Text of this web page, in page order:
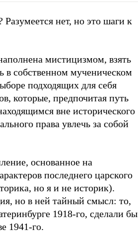
нет, но это шаги к
мистицизмом, взять
в собственном мученическом
подходящих для себя
которые, предпочитая путь
вне исторического
права увлечь за собой
основанное на
последнего царского
но я и не историк).
но в ней тайный смысл: то,
1918-го, сделали бы
1941-го.